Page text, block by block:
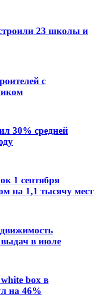
23 школы и
с
30% средней
1 сентября
на 1,1 тысячу мест
в июле
box в
на 46%